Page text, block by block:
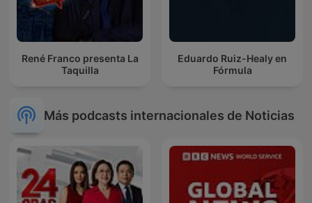
René Franco presenta La
Taquilla
Eduardo Ruiz-Healy en
Fórmula
Más podcasts internacionales de Noticias